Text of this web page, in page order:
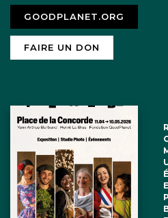
GOODPLANET.ORG
FAIRE UN DON